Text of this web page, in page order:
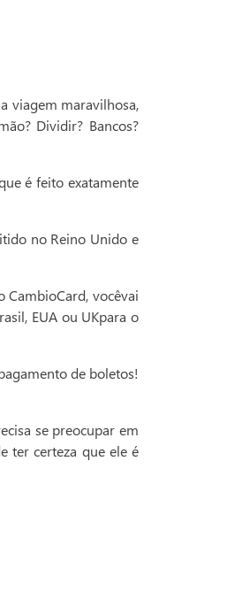
viagem maravilhosa,
Dividir? Bancos?
é feito exatamente
no Reino Unido e
CambioCard, vocêvai
EUA ou UKpara o
de boletos!
se preocupar em
ter certeza que ele é